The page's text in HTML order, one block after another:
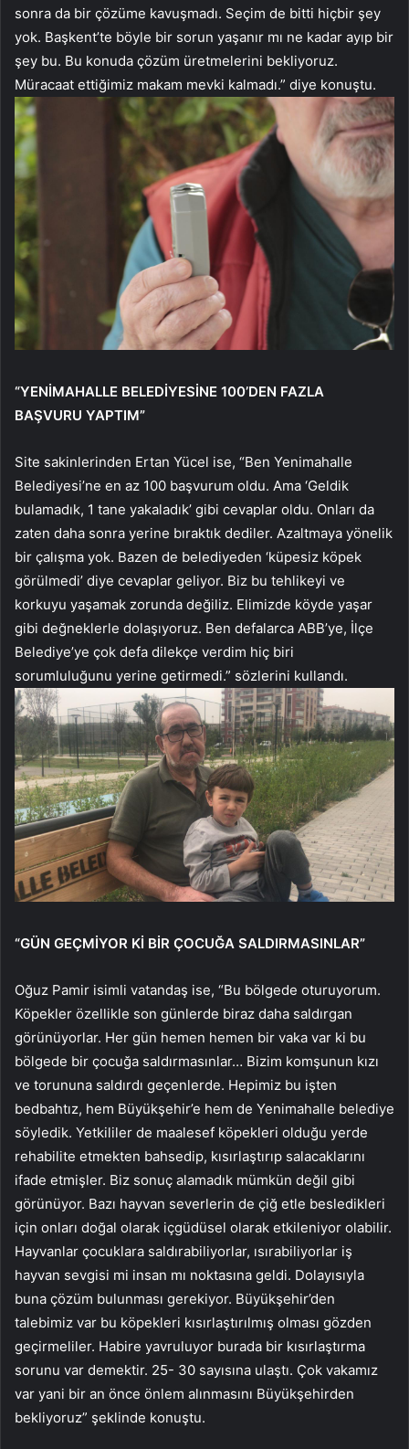
sonra da bir çözüme kavuşmadı. Seçim de bitti hiçbir şey
yok. Başkent’te böyle bir sorun yaşanır mı ne kadar ayıp bir
şey bu. Bu konuda çözüm üretmelerini bekliyoruz.
Müracaat ettiğimiz makam mevki kalmadı.” diye konuştu.
“YENİMAHALLE BELEDİYESİNE 100’DEN FAZLA
BAŞVURU YAPTIM”
Site sakinlerinden Ertan Yücel ise, “Ben Yenimahalle
Belediyesi’ne en az 100 başvurum oldu. Ama ‘Geldik
bulamadık, 1 tane yakaladık’ gibi cevaplar oldu. Onları da
zaten daha sonra yerine bıraktık dediler. Azaltmaya yönelik
bir çalışma yok. Bazen de belediyeden ‘küpesiz köpek
görülmedi’ diye cevaplar geliyor. Biz bu tehlikeyi ve
korkuyu yaşamak zorunda değiliz. Elimizde köyde yaşar
gibi değneklerle dolaşıyoruz. Ben defalarca ABB’ye, İlçe
Belediye’ye çok defa dilekçe verdim hiç biri
sorumluluğunu yerine getirmedi.” sözlerini kullandı.
“GÜN GEÇMİYOR Kİ BİR ÇOCUĞA SALDIRMASINLAR”
Oğuz Pamir isimli vatandaş ise, “Bu bölgede oturuyorum.
Köpekler özellikle son günlerde biraz daha saldırgan
görünüyorlar. Her gün hemen hemen bir vaka var ki bu
bölgede bir çocuğa saldırmasınlar… Bizim komşunun kızı
ve torununa saldırdı geçenlerde. Hepimiz bu işten
bedbahtız, hem Büyükşehir’e hem de Yenimahalle belediye
söyledik. Yetkililer de maalesef köpekleri olduğu yerde
rehabilite etmekten bahsedip, kısırlaştırıp salacaklarını
ifade etmişler. Biz sonuç alamadık mümkün değil gibi
görünüyor. Bazı hayvan severlerin de çiğ etle besledikleri
için onları doğal olarak içgüdüsel olarak etkileniyor olabilir.
Hayvanlar çocuklara saldırabiliyorlar, ısırabiliyorlar iş
hayvan sevgisi mi insan mı noktasına geldi. Dolayısıyla
buna çözüm bulunması gerekiyor. Büyükşehir’den
talebimiz var bu köpekleri kısırlaştırılmış olması gözden
geçirmeliler. Habire yavruluyor burada bir kısırlaştırma
sorunu var demektir. 25- 30 sayısına ulaştı. Çok vakamız
var yani bir an önce önlem alınmasını Büyükşehirden
bekliyoruz” şeklinde konuştu.